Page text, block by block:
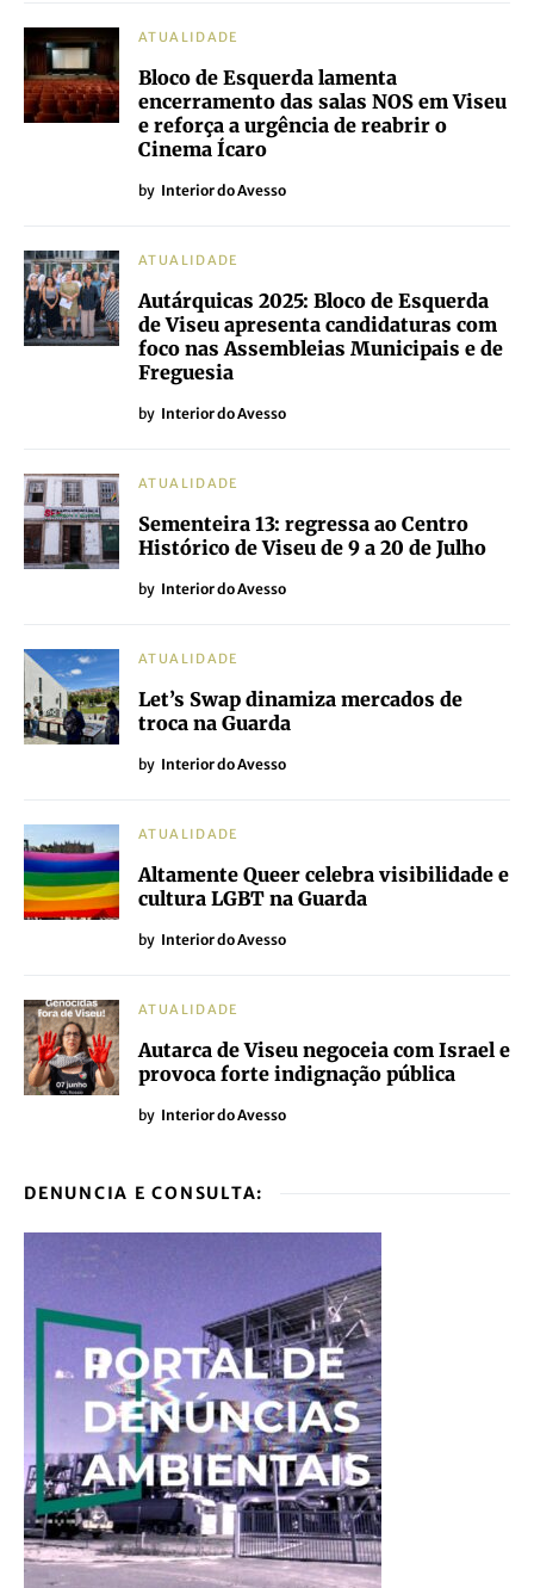
ATUALIDADE
Bloco de Esquerda lamenta
encerramento das salas NOS em Viseu
e reforça a urgência de reabrir o
Cinema Ícaro
by Interior do Avesso
ATUALIDADE
Autárquicas 2025: Bloco de Esquerda
de Viseu apresenta candidaturas com
foco nas Assembleias Municipais e de
Freguesia
by Interior do Avesso
ATUALIDADE
Sementeira 13: regressa ao Centro
Histórico de Viseu de 9 a 20 de Julho
by Interior do Avesso
ATUALIDADE
Let’s Swap dinamiza mercados de
troca na Guarda
by Interior do Avesso
ATUALIDADE
Altamente Queer celebra visibilidade e
cultura LGBT na Guarda
by Interior do Avesso
ATUALIDADE
Autarca de Viseu negoceia com Israel e
provoca forte indignação pública
by Interior do Avesso
DENUNCIA E CONSULTA: